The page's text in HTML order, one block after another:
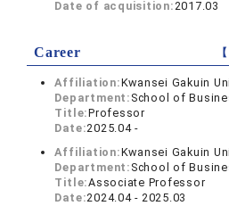
Date of acquisition:2017.03
Career
Affiliation:Kwansei Gakuin
Department: School of
Title:Professor
Date:2025.04 -
Affiliation:Kwansei Gakuin
Department: School of
Title:Associate Professor
Date:2024.04 - 2025.03